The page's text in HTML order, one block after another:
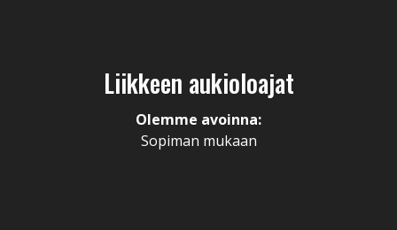
Liikkeen aukioloajat
Olemme avoinna:
Sopiman mukaan